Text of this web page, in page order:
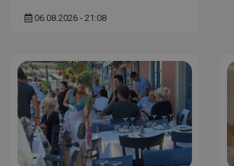
06.08.2026 - 21:08